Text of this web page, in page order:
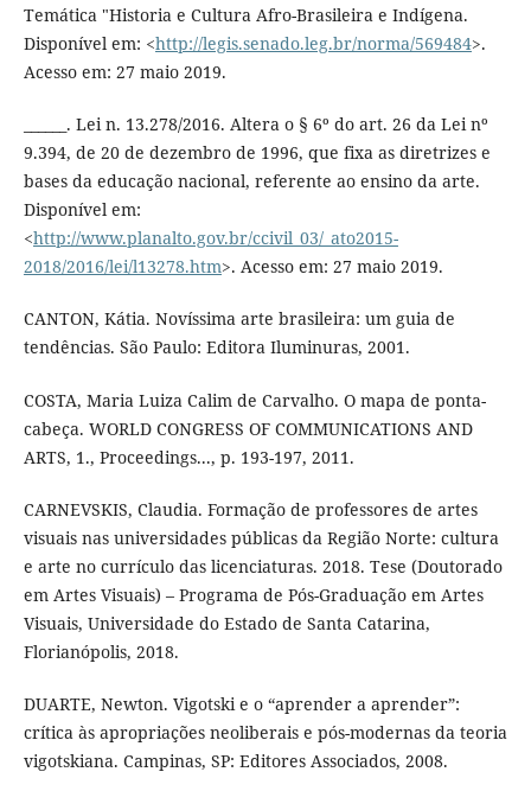
Temática "Historia e Cultura Afro-Brasileira e Indígena.
Disponível em: <http://legis.senado.leg.br/norma/569484>.
Acesso em: 27 maio 2019.
______. Lei n. 13.278/2016. Altera o § 6º do art. 26 da Lei nº
9.394, de 20 de dezembro de 1996, que fixa as diretrizes e
bases da educação nacional, referente ao ensino da arte.
Disponível em:
<http://www.planalto.gov.br/ccivil_03/_ato2015-
2018/2016/lei/l13278.htm>. Acesso em: 27 maio 2019.
CANTON, Kátia. Novíssima arte brasileira: um guia de
tendências. São Paulo: Editora Iluminuras, 2001.
COSTA, Maria Luiza Calim de Carvalho. O mapa de ponta-
cabeça. WORLD CONGRESS OF COMMUNICATIONS AND
ARTS, 1., Proceedings..., p. 193-197, 2011.
CARNEVSKIS, Claudia. Formação de professores de artes
visuais nas universidades públicas da Região Norte: cultura
e arte no currículo das licenciaturas. 2018. Tese (Doutorado
em Artes Visuais) – Programa de Pós-Graduação em Artes
Visuais, Universidade do Estado de Santa Catarina,
Florianópolis, 2018.
DUARTE, Newton. Vigotski e o “aprender a aprender”:
crítica às apropriações neoliberais e pós-modernas da teoria
vigotskiana. Campinas, SP: Editores Associados, 2008.